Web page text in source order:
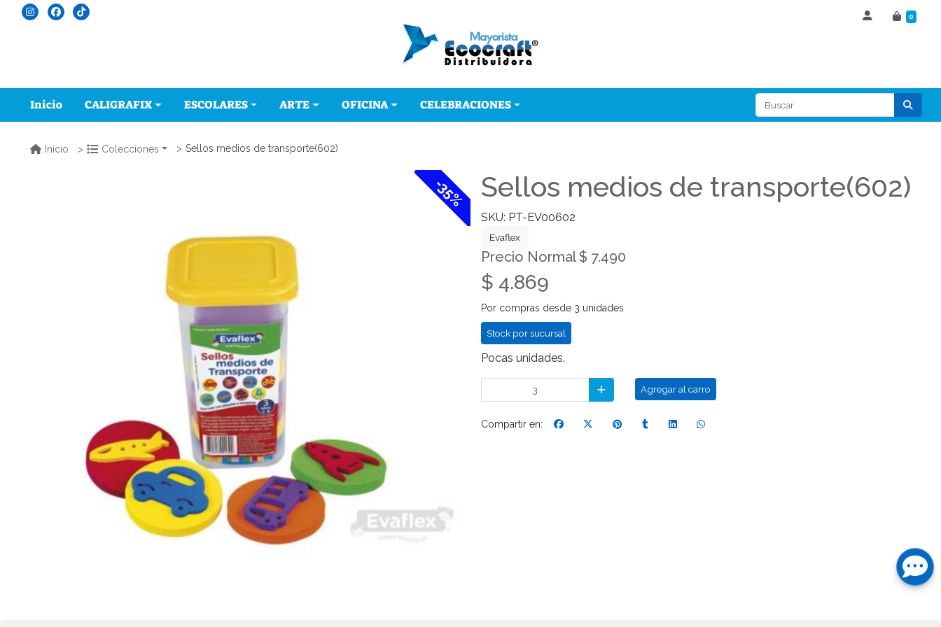
0
Inicio CALIGRAFIX ESCOLARES ARTE OFICINA CELEBRACIONES
Inicio Colecciones Sellos medios de transporte(602)
-35% Sellos medios de transporte(602)
SKU: PT-EV00602
Evaflex
Precio Normal $ 7.490
$ 4.869
Por compras desde 3 unidades
Stock por sucursal
Pocas unidades.
Agregar al carro
Compartir en: